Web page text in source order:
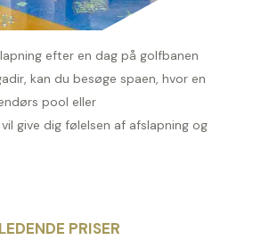
efter en dag på golfbanen
kan du besøge spaen, hvor en
pool eller
give dig følelsen af afslapning og
PRISER